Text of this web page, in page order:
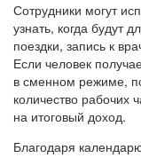
Сотрудники могут
узнать, когда будут
поездки, запись к
Если человек
в сменном режиме,
количество рабочих
на итоговый доход.
Благодаря